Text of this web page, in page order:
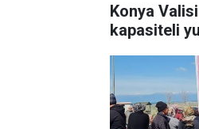
Konya
kapasiteli